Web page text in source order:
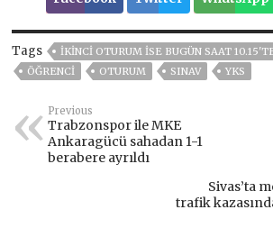
Tags
IKINCI OTURUM ISE BUGÜN SAAT
ÖĞRENCI
OTURUM SINAV YKS
Previous
Trabzonspor ile MKE
Ankaragücü sahadan 1-1
berabere ayrıldı
Sivas’ta
trafik